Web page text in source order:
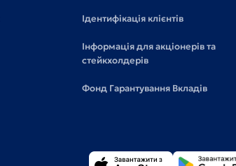
Ідентифікація клієнтів
Інформація для акціонерів та
стейкхолдерів
Фонд Гарантування Вкладів